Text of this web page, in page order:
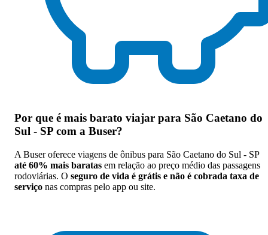
Por que é mais barato viajar para São Caetano do
Sul - SP com a Buser?
A Buser oferece viagens de ônibus para São Caetano do Sul - SP
até 60% mais baratas em relação ao preço médio das passagens
rodoviárias. O seguro de vida é grátis e não é cobrada taxa de
serviço nas compras pelo app ou site.